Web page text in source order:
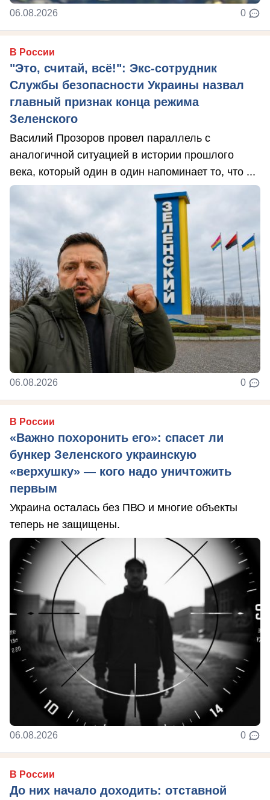
06.08.2026 0
В России
"Это, считай, всё!": Экс-сотрудник
Службы безопасности Украины назвал
главный признак конца режима
Зеленского
Василий Прозоров провел параллель с
аналогичной ситуацией в истории прошлого
века, который один в один напоминает то, что ...
06.08.2026 0
В России
«Важно похоронить его»: спасет ли
бункер Зеленского украинскую
«верхушку» — кого надо уничтожить
первым
Украина осталась без ПВО и многие объекты
теперь не защищены.
06.08.2026 0
В России
До них начало доходить: отставной